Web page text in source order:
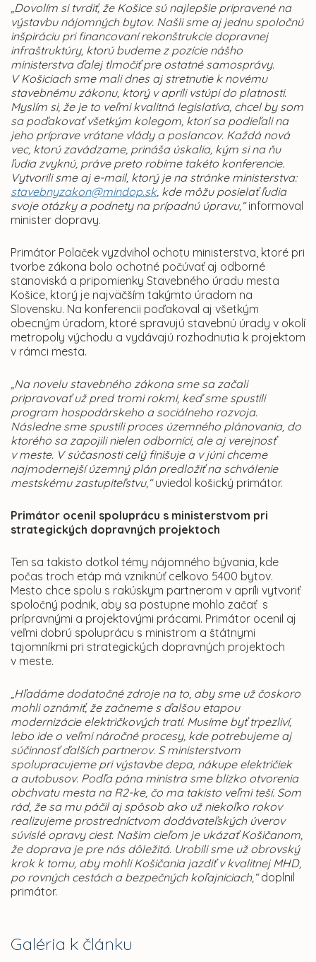
Galéria k článku
„Dovolím si tvrdiť, že Košice sú najlepšie pripravené na
výstavbu nájomných bytov. Našli sme aj jednu spoločnú
inšpiráciu pri financovaní rekonštrukcie dopravnej
infraštruktúry, ktorú budeme z pozície nášho
ministerstva ďalej tlmočiť pre ostatné samosprávy.
V Košiciach sme mali dnes aj stretnutie k novému
stavebnému zákonu, ktorý v apríli vstúpi do platnosti.
Myslím si, že je to veľmi kvalitná legislatíva, chcel by som
sa poďakovať všetkým kolegom, ktorí sa podieľali na
jeho príprave vrátane vlády a poslancov. Každá nová
vec, ktorú zavádzame, prináša úskalia, kým si na ňu
ľudia zvyknú, práve preto robíme takéto konferencie.
Vytvorili sme aj e-mail, ktorý je na stránke ministerstva:
stavebnyzakon@mindop.sk, kde môžu posielať ľudia
svoje otázky a podnety na prípadnú úpravu,“informoval
minister dopravy.
Primátor Polaček vyzdvihol ochotu ministerstva, ktoré pri
tvorbe zákona bolo ochotné počúvať aj odborné
stanoviská a pripomienky Stavebného úradu mesta
Košice, ktorý je najväčším takýmto úradom na
Slovensku. Na konferencii poďakoval aj všetkým
obecným úradom, ktoré spravujú stavebnú úrady v okolí
metropoly východu a vydávajú rozhodnutia k projektom
v rámci mesta.
„Na novelu stavebného zákona sme sa začali
pripravovať už pred tromi rokmi, keď sme spustili
program hospodárskeho a sociálneho rozvoja.
Následne sme spustili proces územného plánovania, do
ktorého sa zapojili nielen odborníci, ale aj verejnosť
v meste. V súčasnosti celý finišuje a v júni chceme
najmodernejší územný plán predložiť na schválenie
mestskému zastupiteľstvu,“uviedol košický primátor.
Primátor ocenil spoluprácu s ministerstvom pri
strategických dopravných projektoch
Ten sa takisto dotkol témy nájomného bývania, kde
počas troch etáp má vzniknúť celkovo 5400 bytov.
Mesto chce spolu s rakúskym partnerom v apríli vytvoriť
spoločný podnik, aby sa postupne mohlo začať s
prípravnými a projektovými prácami. Primátor ocenil aj
veľmi dobrú spoluprácu s ministrom a štátnymi
tajomníkmi pri strategických dopravných projektoch
v meste.
„Hľadáme dodatočné zdroje na to, aby sme už čoskoro
mohli oznámiť, že začneme s ďalšou etapou
modernizácie električkových tratí. Musíme byť trpezliví,
lebo ide o veľmi náročné procesy, kde potrebujeme aj
súčinnosť ďalších partnerov. S ministerstvom
spolupracujeme pri výstavbe depa, nákupe električiek
a autobusov. Podľa pána ministra sme blízko otvorenia
obchvatu mesta na R2-ke, čo ma takisto veľmi teší. Som
rád, že sa mu páčil aj spôsob ako už niekoľko rokov
realizujeme prostredníctvom dodávateľských úverov
súvislé opravy ciest. Našim cieľom je ukázať Košičanom,
že doprava je pre nás dôležitá. Urobili sme už obrovský
krok k tomu, aby mohli Košičania jazdiť v kvalitnej MHD,
po rovných cestách a bezpečných koľajniciach,“doplnil
primátor.